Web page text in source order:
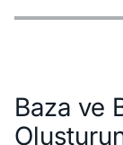
Özellikler
Ödeme
Teslimat ve İade
Baza ve